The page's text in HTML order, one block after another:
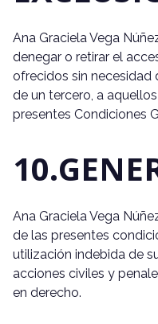
Ana Graciela Vega
denegar o retirar el
ofrecidos sin necesidad
de un tercero, a
presentes Condiciones
Ana Graciela Vega
de las presentes
utilización indebida de
acciones civiles y
en derecho.